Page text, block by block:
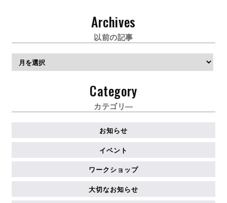
Archives
以前の記事
ー
Category
カテゴリ―
お知らせ
イベント
ワークショップ
大切なお知らせ